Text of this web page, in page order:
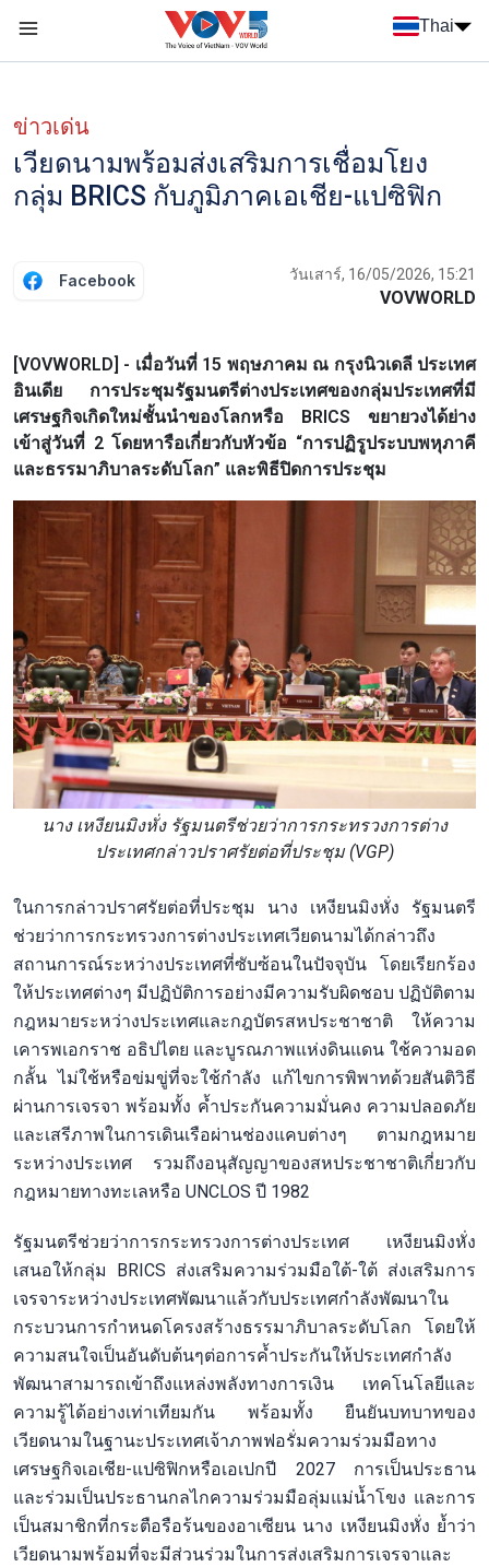
Thai
ข่าวเด่น
เวียดนามพร้อมส่งเสริมการเชื่อมโยง
กลุ่ม BRICS กับภูมิภาคเอเชีย-แปซิฟิก
Facebook วันเสาร์, 16/05/2026, 15:21
VOVWORLD
[VOVWORLD] - เมื่อวันที่ 15 พฤษภาคม ณ กรุงนิวเดลี ประเทศ
อินเดีย การประชุมรัฐมนตรีต่างประเทศของกลุ่มประเทศที่มี
เศรษฐกิจเกิดใหม่ชั้นนำของโลกหรือ BRICS ขยายวงได้ย่าง
เข้าสู่วันที่ 2 โดยหารือเกี่ยวกับหัวข้อ “การปฏิรูประบบพหุภาคี
และธรรมาภิบาลระดับโลก” และพิธีปิดการประชุม
นาง เหงียนมิงหั่ง รัฐมนตรีช่วยว่าการกระทรวงการต่าง
ประเทศกล่าวปราศรัยต่อที่ประชุม (VGP)
ในการกล่าวปราศรัยต่อที่ประชุม นาง เหงียนมิงหั่ง รัฐมนตรี
ช่วยว่าการกระทรวงการต่างประเทศเวียดนามได้กล่าวถึง
สถานการณ์ระหว่างประเทศที่ซับซ้อนในปัจจุบัน โดยเรียกร้อง
ให้ประเทศต่างๆ มีปฏิบัติการอย่างมีความรับผิดชอบ ปฏิบัติตาม
กฎหมายระหว่างประเทศและกฎบัตรสหประชาชาติ ให้ความ
เคารพเอกราช อธิปไตย และบูรณภาพแห่งดินแดน ใช้ความอด
กลั้น ไม่ใช้หรือข่มขู่ที่จะใช้กำลัง แก้ไขการพิพาทด้วยสันติวิธี
ผ่านการเจรจา พร้อมทั้ง ค้ำประกันความมั่นคง ความปลอดภัย
และเสรีภาพในการเดินเรือผ่านช่องแคบต่างๆ ตามกฎหมาย
ระหว่างประเทศ รวมถึงอนุสัญญาของสหประชาชาติเกี่ยวกับ
กฎหมายทางทะเลหรือ UNCLOS ปี 1982
รัฐมนตรีช่วยว่าการกระทรวงการต่างประเทศ เหงียนมิงหั่ง
เสนอให้กลุ่ม BRICS ส่งเสริมความร่วมมือใต้-ใต้ ส่งเสริมการ
เจรจาระหว่างประเทศพัฒนาแล้วกับประเทศกำลังพัฒนาใน
กระบวนการกำหนดโครงสร้างธรรมาภิบาลระดับโลก โดยให้
ความสนใจเป็นอันดับต้นๆต่อการค้ำประกันให้ประเทศกำลัง
พัฒนาสามารถเข้าถึงแหล่งพลังทางการเงิน เทคโนโลยีและ
ความรู้ได้อย่างเท่าเทียมกัน พร้อมทั้ง ยืนยันบทบาทของ
เวียดนามในฐานะประเทศเจ้าภาพฟอรั่มความร่วมมือทาง
เศรษฐกิจเอเชีย-แปซิฟิกหรือเอเปกปี 2027 การเป็นประธาน
และร่วมเป็นประธานกลไกความร่วมมือลุ่มแม่น้ำโขง และการ
เป็นสมาชิกที่กระตือรือร้นของอาเซียน นาง เหงียนมิงหั่ง ย้ำว่า
เวียดนามพร้อมที่จะมีส่วนร่วมในการส่งเสริมการเจรจาและ